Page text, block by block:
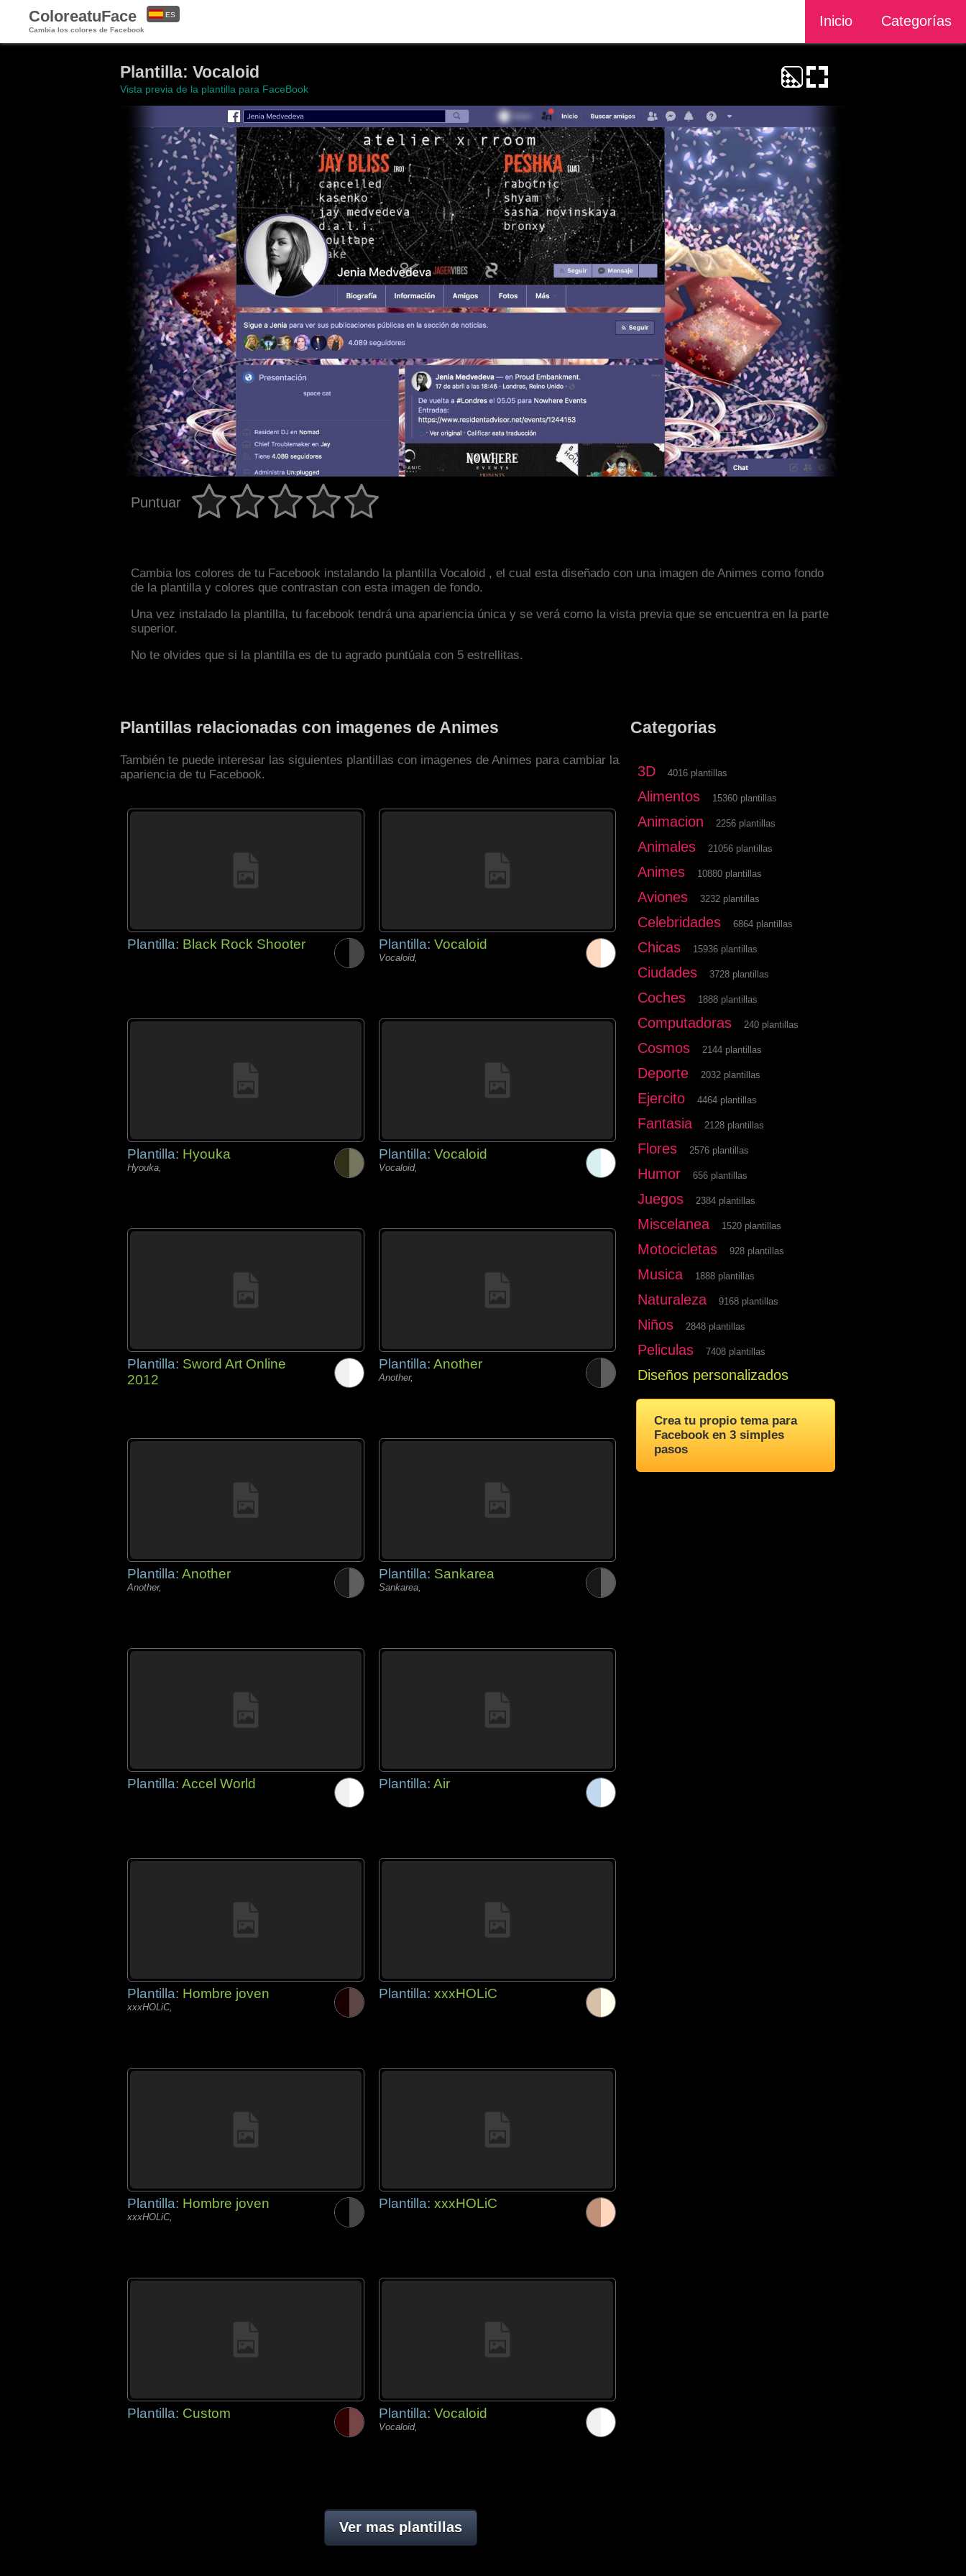
ColoreatuFace
Cambia los colores de Facebook
Inicio Categorías
ES
Plantilla: Vocaloid
Vista previa de la plantilla para FaceBook
Puntuar
Cambia los colores de tu Facebook instalando la plantilla Vocaloid , el cual esta diseñado con una imagen de Animes como fondo
de la plantilla y colores que contrastan con esta imagen de fondo.
Una vez instalado la plantilla, tu facebook tendrá una apariencia única y se verá como la vista previa que se encuentra en la parte
superior.
No te olvides que si la plantilla es de tu agrado puntúala con 5 estrellitas.
Plantillas relacionadas con imagenes de Animes
También te puede interesar las siguientes plantillas con imagenes de Animes para cambiar la
apariencia de tu Facebook.
Plantilla: Black Rock Shooter Plantilla: Vocaloid
Vocaloid,
Plantilla: Hyouka
Hyouka,
Plantilla: Vocaloid
Vocaloid,
Plantilla: Sword Art Online
2012
Plantilla: Another
Another,
Plantilla: Another
Another,
Plantilla: Sankarea
Sankarea,
Plantilla: Accel World Plantilla: Air
Plantilla: Hombre joven
xxxHOLiC,
Plantilla: xxxHOLiC
Plantilla: Hombre joven
xxxHOLiC,
Plantilla: xxxHOLiC
Plantilla: Custom Plantilla: Vocaloid
Vocaloid,
Ver mas plantillas
Categorias
3D 4016 plantillas
Alimentos 15360 plantillas
Animacion 2256 plantillas
Animales 21056 plantillas
Animes 10880 plantillas
Aviones 3232 plantillas
Celebridades 6864 plantillas
Chicas 15936 plantillas
Ciudades 3728 plantillas
Coches 1888 plantillas
Computadoras 240 plantillas
Cosmos 2144 plantillas
Deporte 2032 plantillas
Ejercito 4464 plantillas
Fantasia 2128 plantillas
Flores 2576 plantillas
Humor 656 plantillas
Juegos 2384 plantillas
Miscelanea 1520 plantillas
Motocicletas 928 plantillas
Musica 1888 plantillas
Naturaleza 9168 plantillas
Niños 2848 plantillas
Peliculas 7408 plantillas
Diseños personalizados
Crea tu propio tema para
Facebook en 3 simples
pasos